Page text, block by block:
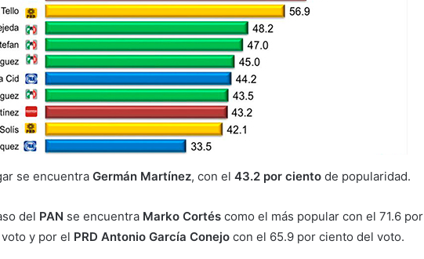
se encuentra Germán Martínez, con el 43.2 por ciento de popularidad.
del PAN se encuentra Marko Cortés como el más popular con el 71.6 por
y por el PRD Antonio García Conejo con el 65.9 por ciento del voto.